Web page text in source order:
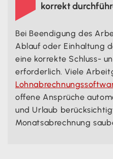
korrekt
Bei Beendigung des
Ablauf oder Einhaltung
eine korrekte Schluss-
erforderlich. Viele
offene Ansprüche
und Urlaub
Monatsabrechnung